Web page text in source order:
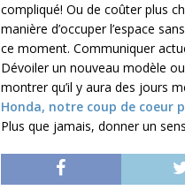
compliqué! Ou de coûter plus
manière d’occuper l’espace
ce moment. Communiquer
Dévoiler un nouveau modèle
montrer qu’il y aura des jours
Honda, notre coup de coeur
Plus que jamais, donner un